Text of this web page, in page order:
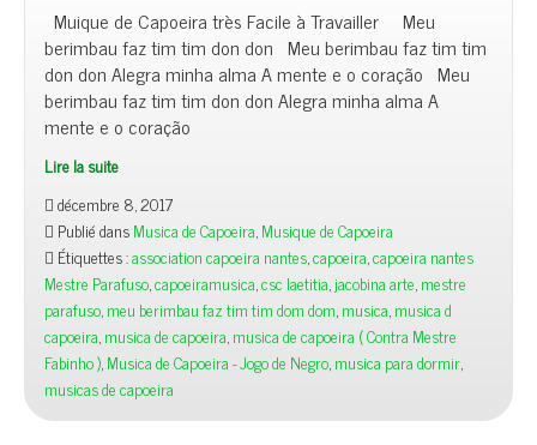
Muique de Capoeira très Facile à Travailler Meu
berimbau faz tim tim don don Meu berimbau faz tim tim
don don Alegra minha alma A mente e o coração Meu
berimbau faz tim tim don don Alegra minha alma A
mente e o coração
Lire la suite
décembre 8, 2017
Publié dansMusica de Capoeira,Musique de Capoeira
Étiquettes :association capoeira nantes,capoeira,capoeira nantes
Mestre Parafuso,capoeiramusica,csc laetitia,jacobina arte,mestre
parafuso,meu berimbau faz tim tim dom dom,musica,musica d
capoeira,musica de capoeira,musica de capoeira ( Contra Mestre
Fabinho ),Musica de Capoeira - Jogo de Negro,musica para dormir,
musicas de capoeira